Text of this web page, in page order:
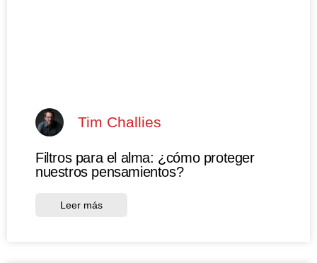
Tim Challies
Filtros para el alma: ¿cómo proteger
nuestros pensamientos?
Leer más